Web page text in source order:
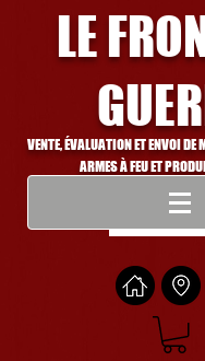
LE
VENTE, ÉVALUATION ET ENVOI
ARMES À FEU ET
Se